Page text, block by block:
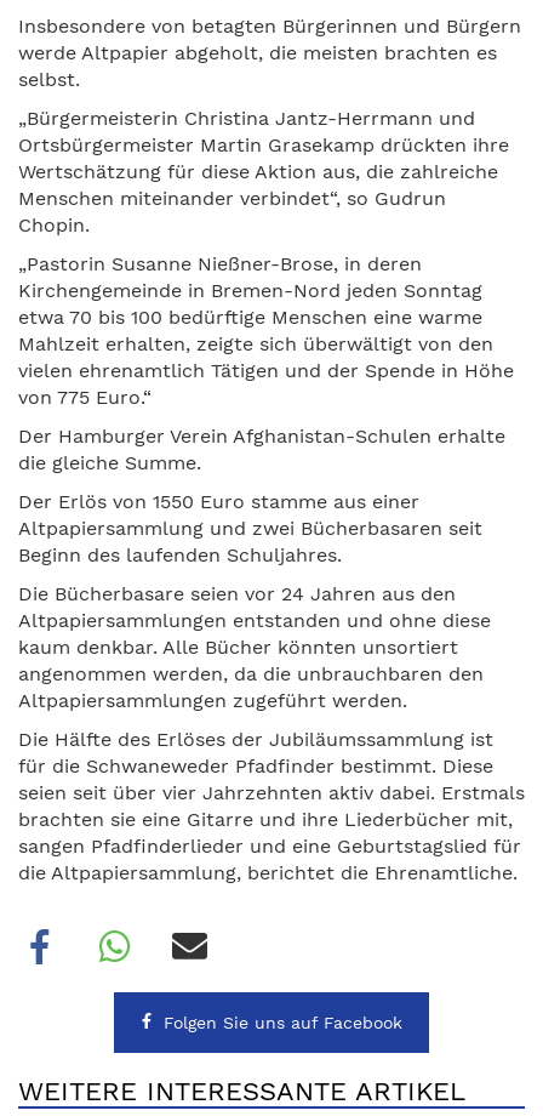
Insbesondere von betagten Bürgerinnen und Bürgern
werde Altpapier abgeholt, die meisten brachten es
selbst.
„Bürgermeisterin Christina Jantz-Herrmann und
Ortsbürgermeister Martin Grasekamp drückten ihre
Wertschätzung für diese Aktion aus, die zahlreiche
Menschen miteinander verbindet“, so Gudrun
Chopin.
„Pastorin Susanne Nießner-Brose, in deren
Kirchengemeinde in Bremen-Nord jeden Sonntag
etwa 70 bis 100 bedürftige Menschen eine warme
Mahlzeit erhalten, zeigte sich überwältigt von den
vielen ehrenamtlich Tätigen und der Spende in Höhe
von 775 Euro.“
Der Hamburger Verein Afghanistan-Schulen erhalte
die gleiche Summe.
Der Erlös von 1550 Euro stamme aus einer
Altpapiersammlung und zwei Bücherbasaren seit
Beginn des laufenden Schuljahres.
Die Bücherbasare seien vor 24 Jahren aus den
Altpapiersammlungen entstanden und ohne diese
kaum denkbar. Alle Bücher könnten unsortiert
angenommen werden, da die unbrauchbaren den
Altpapiersammlungen zugeführt werden.
Die Hälfte des Erlöses der Jubiläumssammlung ist
für die Schwaneweder Pfadfinder bestimmt. Diese
seien seit über vier Jahrzehnten aktiv dabei. Erstmals
brachten sie eine Gitarre und ihre Liederbücher mit,
sangen Pfadfinderlieder und eine Geburtstagslied für
die Altpapiersammlung, berichtet die Ehrenamtliche.
Folgen Sie uns auf Facebook
WEITERE INTERESSANTE ARTIKEL